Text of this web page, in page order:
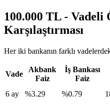
100.000 TL - Vadeli
Karşılaştırması
Her iki bankanın farklı
Vade
Akbank
Faiz
İş Bankası
Faiz
6 ay %3.29 %0.79